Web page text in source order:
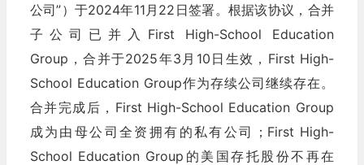
公司”）于2024年11月22日签署。根据该协议，合并
子公司已并入First High-School Education
Group，合并于2025年3月10日生效，First High-
School Education Group作为存续公司继续存在。
合并完成后，First High-School Education Group
成为由母公司全资拥有的私有公司；First High-
School Education Group的美国存托股份不再在